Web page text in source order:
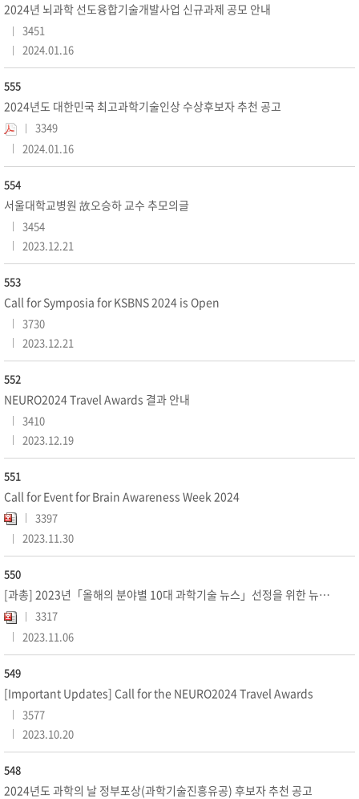
2024년 뇌과학 선도융합기술개발사업 신규과제 공모 안내
3451
2024.01.16
555
2024년도 대한민국 최고과학기술인상 수상후보자 추천 공고
3349
2024.01.16
554
서울대학교병원 故오승하 교수 추모의글
3454
2023.12.21
553
Call for Symposia for KSBNS 2024 is Open
3730
2023.12.21
552
NEURO2024 Travel Awards 결과 안내
3410
2023.12.19
551
Call for Event for Brain Awareness Week 2024
3397
2023.11.30
550
[과총] 2023년「올해의 분야별 10대 과학기술 뉴스」선정을 위한 뉴스 추천 요청
3317
2023.11.06
549
[Important Updates] Call for the NEURO2024 Travel Awards
3577
2023.10.20
548
2024년도 과학의 날 정부포상(과학기술진흥유공) 후보자 추천 공고